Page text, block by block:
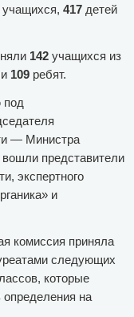
учащихся, 417 детей
142 учащихся из
109 ребят.
под
— Министра
вошли представители
экспертного
и
комиссия приняла
следующих
которые
определения на